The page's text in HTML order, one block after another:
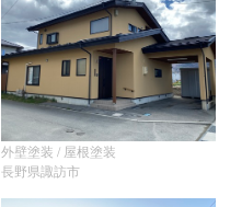
外壁塗装 / 屋根塗装
長野県諏訪市